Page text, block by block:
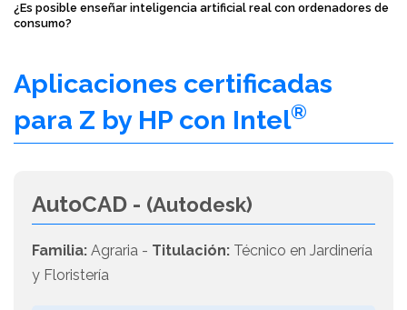
¿Es posible enseñar inteligencia artificial real con ordenadores de
consumo?
Aplicaciones certificadas
para Z by HP con Intel®
AutoCAD - (Autodesk)
Familia: Agraria - Titulación: Técnico en Jardinería
y Floristería